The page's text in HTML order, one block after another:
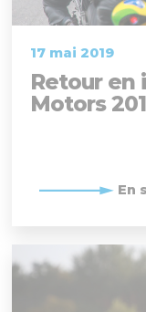
17 mai 2019
Retour en
Motors
En